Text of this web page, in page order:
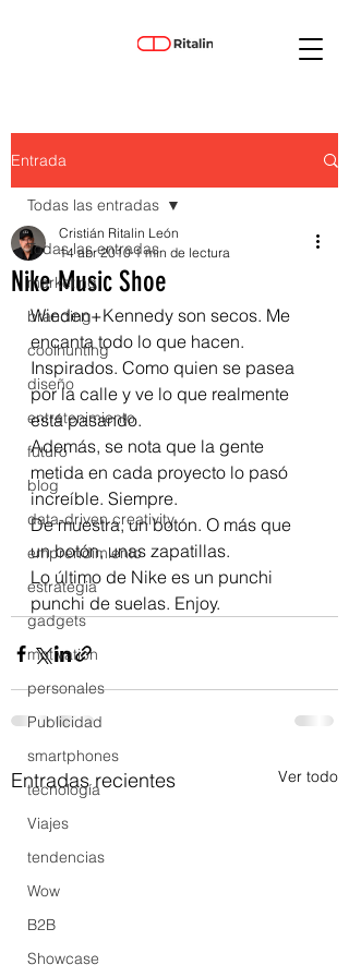
Entrada
Todas las entradas
marketing
branding
coolhunting
diseño
entretenimiento
futuro
blog
data-driven creativity
emprendimiento
estrategia
gadgets
motivation
personales
Publicidad
smartphones
tecnología
Viajes
tendencias
Wow
B2B
Showcase
Todas las entradas
Nike Music Shoe
Cristián Ritalin León
14 abr 2010 1 min de lectura
Wieden+Kennedy son secos. Me
encanta todo lo que hacen.
Inspirados. Como quien se pasea
por la calle y ve lo que realmente
está pasando.
Además, se nota que la gente
metida en cada proyecto lo pasó
increíble. Siempre.
De muestra, un botón. O más que
un botón, unas zapatillas.
Lo último de Nike es un punchi
punchi de suelas. Enjoy.
Entradas recientes Ver todo